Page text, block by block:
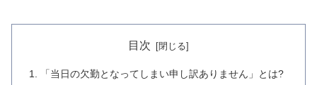
目次
「当日の欠勤となってしまい申し訳ありません」とは?